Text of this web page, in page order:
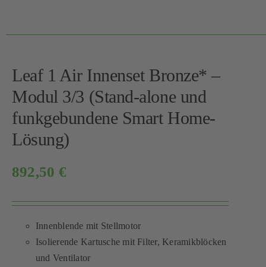
Leaf 1 Air Innenset Bronze* –
Modul 3/3 (Stand-alone und
funkgebundene Smart Home-
Lösung)
892,50 €
Innenblende mit Stellmotor
Isolierende Kartusche mit Filter, Keramikblöcken
und Ventilator